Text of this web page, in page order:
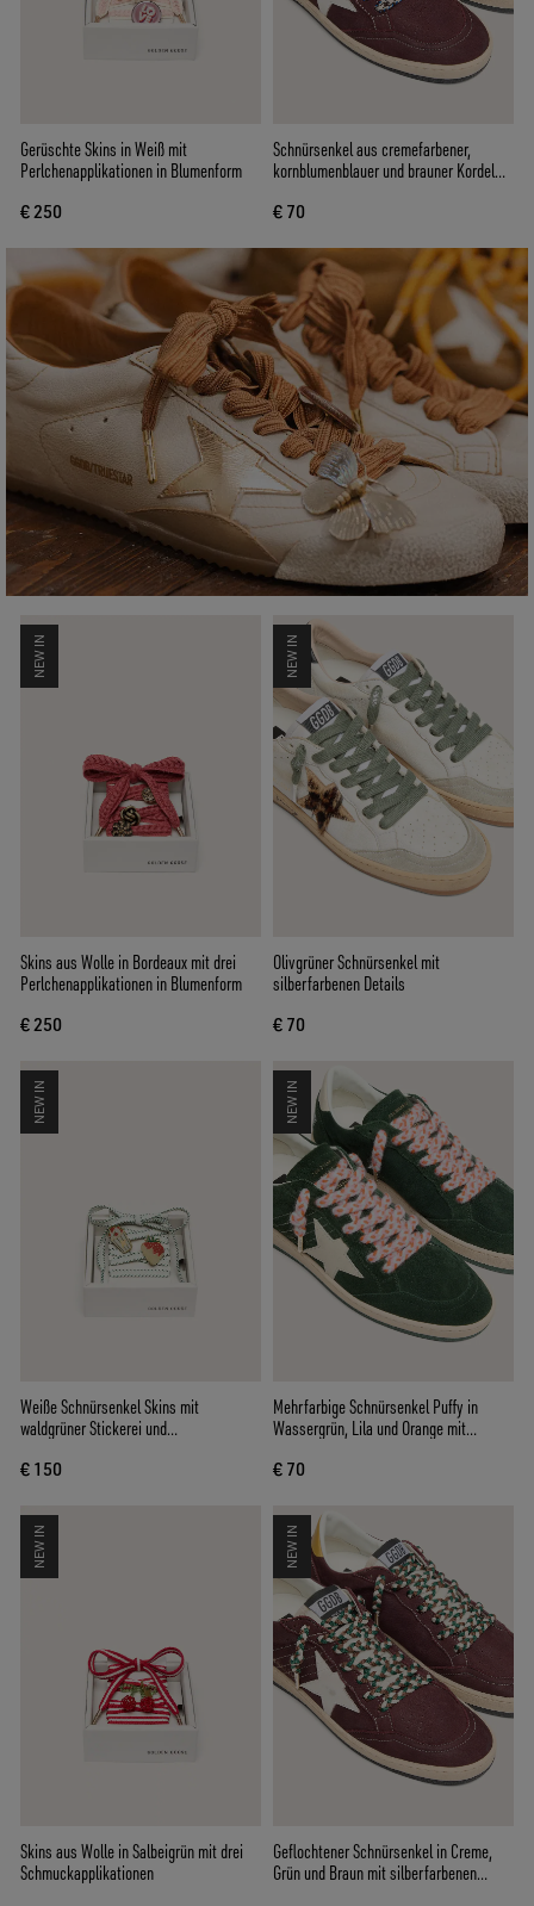
Gerüschte Skins in Weiß mit
Perlchenapplikationen in Blumenform
€ 250
Schnürsenkel aus cremefarbener,
kornblumenblauer und brauner Kordel
€ 70
NEW IN
Skins aus Wolle in Bordeaux mit drei
Perlchenapplikationen in Blumenform
€ 250
NEW IN
Olivgrüner Schnürsenkel mit
silberfarbenen Details
€ 70
NEW IN
Weiße Schnürsenkel Skins mit
waldgrüner Stickerei und
€ 150
NEW IN
Mehrfarbige Schnürsenkel Puffy in
Wassergrün, Lila und Orange mit
€ 70
NEW IN
Skins aus Wolle in Salbeigrün mit drei
Schmuckapplikationen
NEW IN
Geflochtener Schnürsenkel in Creme,
Grün und Braun mit silberfarbenen